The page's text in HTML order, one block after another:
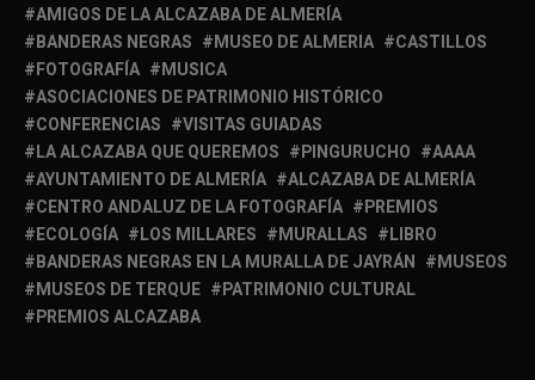
AMIGOS DE LA ALCAZABA DE ALMERÍA
BANDERAS NEGRAS
MUSEO DE ALMERIA
CASTILLOS
FOTOGRAFÍA
MUSICA
ASOCIACIONES DE PATRIMONIO HISTÓRICO
CONFERENCIAS
VISITAS GUIADAS
LA ALCAZABA QUE QUEREMOS
PINGURUCHO
AAAA
AYUNTAMIENTO DE ALMERÍA
ALCAZABA DE ALMERÍA
CENTRO ANDALUZ DE LA FOTOGRAFÍA
PREMIOS
ECOLOGÍA
LOS MILLARES MURALLAS
LIBRO
BANDERAS NEGRAS EN LA MURALLA DE JAYRÁN
MUSEOS
MUSEOS DE TERQUE
PATRIMONIO CULTURAL
PREMIOS ALCAZABA